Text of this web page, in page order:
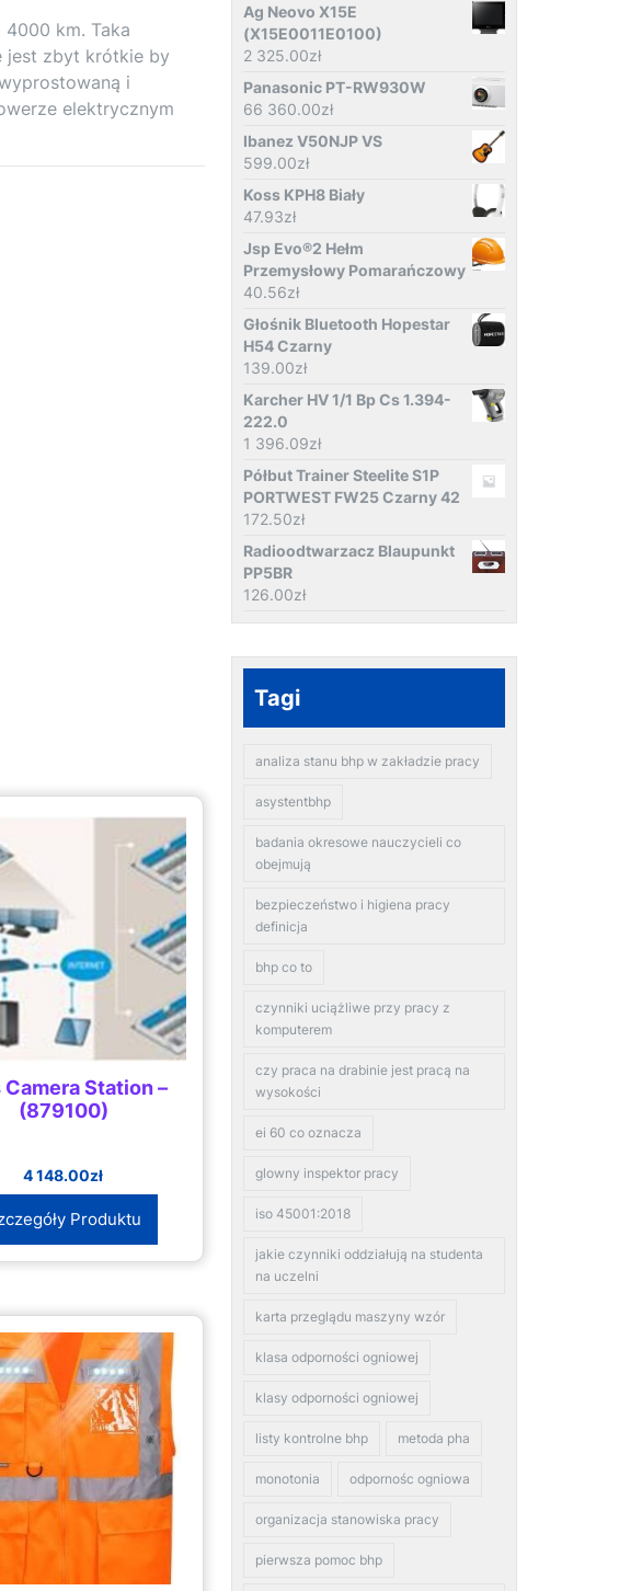
km. Taka
jest zbyt krótkie by
i
elektrycznym
Camera Station –
(879100)
4 148.00zł
Produktu
Ag Neovo X15E
(X15E0011E0100)
2 325.00zł
Panasonic PT-RW930W
66 360.00zł
Ibanez V50NJP VS
599.00zł
Koss KPH8 Biały
47.93zł
Jsp Evo®2 Hełm
Przemysłowy Pomarańczowy
40.56zł
Głośnik Bluetooth Hopestar
H54 Czarny
139.00zł
Karcher HV 1/1 Bp Cs 1.394-
222.0
1 396.09zł
Półbut Trainer Steelite S1P
PORTWEST FW25 Czarny 42
172.50zł
Radioodtwarzacz Blaupunkt
PP5BR
126.00zł
Tagi
analiza stanu bhp w zakładzie pracy
asystentbhp
badania okresowe nauczycieli co
obejmują
bezpieczeństwo i higiena pracy
definicja
bhp co to
czynniki uciążliwe przy pracy z
komputerem
czy praca na drabinie jest pracą na
wysokości
ei 60 co oznacza
glowny inspektor pracy
iso 45001:2018
jakie czynniki oddziałują na studenta
na uczelni
karta przeglądu maszyny wzór
klasa odporności ogniowej
klasy odporności ogniowej
listy kontrolne bhp metoda pha
monotonia odpornośc ogniowa
organizacja stanowiska pracy
pierwsza pomoc bhp